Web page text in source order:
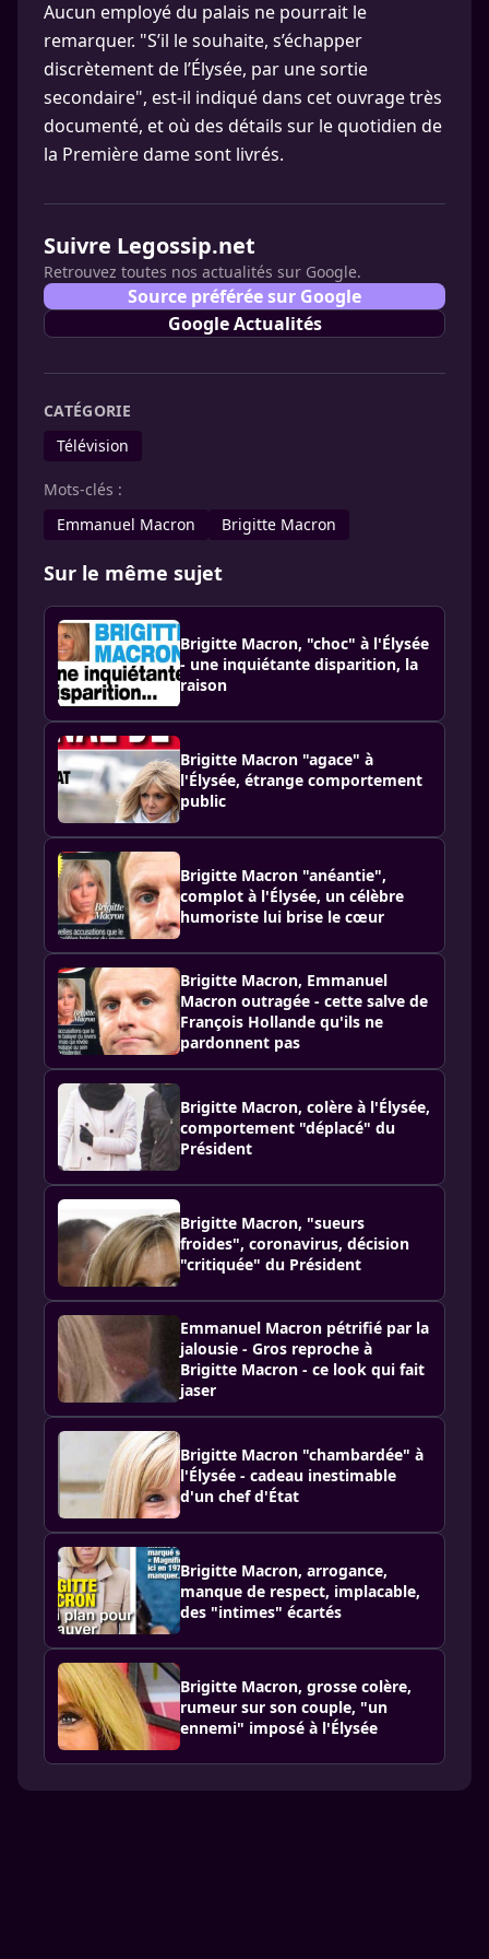
Aucun employé du palais ne pourrait le
remarquer. "S’il le souhaite, s’échapper
discrètement de l’Élysée, par une sortie
secondaire", est-il indiqué dans cet ouvrage très
documenté, et où des détails sur le quotidien de
la Première dame sont livrés.
Suivre Legossip.net
Retrouvez toutes nos actualités sur Google.
Source préférée sur Google
Google Actualités
CATÉGORIE
Télévision
Mots-clés :
Emmanuel Macron
Brigitte Macron
Sur le même sujet
Brigitte Macron, "choc" à l'Élysée
- une inquiétante disparition, la
raison
Brigitte Macron "agace" à
l'Élysée, étrange comportement
public
Brigitte Macron "anéantie",
complot à l'Élysée, un célèbre
humoriste lui brise le cœur
Brigitte Macron, Emmanuel
Macron outragée - cette salve de
François Hollande qu'ils ne
pardonnent pas
Brigitte Macron, colère à l'Élysée,
comportement "déplacé" du
Président
Brigitte Macron, "sueurs
froides", coronavirus, décision
"critiquée" du Président
Emmanuel Macron pétrifié par la
jalousie - Gros reproche à
Brigitte Macron - ce look qui fait
jaser
Brigitte Macron "chambardée" à
l'Élysée - cadeau inestimable
d'un chef d'État
Brigitte Macron, arrogance,
manque de respect, implacable,
des "intimes" écartés
Brigitte Macron, grosse colère,
rumeur sur son couple, "un
ennemi" imposé à l'Élysée